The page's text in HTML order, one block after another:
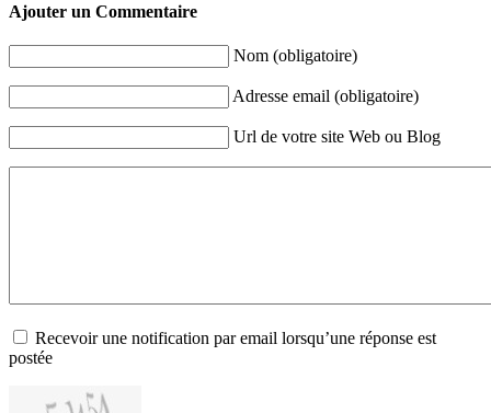
Ajouter un Commentaire
Nom (obligatoire)
Adresse email (obligatoire)
Url de votre site Web ou Blog
Recevoir une notification par email lorsqu’une réponse est
postée